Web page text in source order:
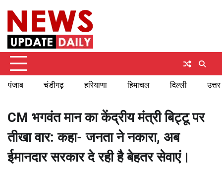
content
पंजाब चंडीगढ़ हरियाणा हिमाचल दिल्ली
CM भगवंत मान का केंद्रीय मंत्री बिट्टू पर
तीखा वार: कहा- जनता ने नकारा, अब
ईमानदार सरकार दे रही है बेहतर सेवाएं।